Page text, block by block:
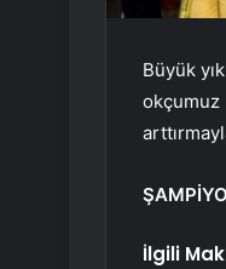
Büyük
okçumuz
İlgili